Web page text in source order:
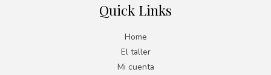
Quick Links
Home
El taller
Mi cuenta